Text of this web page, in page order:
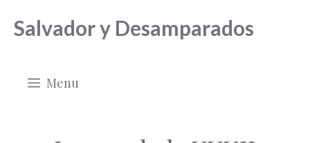
Salvador y Desamparados
Menu